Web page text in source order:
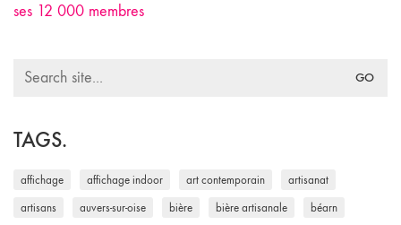
ses 12 000 membres
Search
TAGS.
affichage affichage indoor art contemporain artisanat
artisans auvers-sur-oise bière bière artisanale béarn